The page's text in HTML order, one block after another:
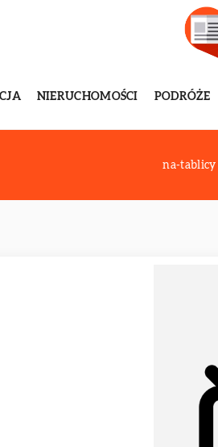
NIERUCHOMOŚCI PODRÓŻE
na-tablicy